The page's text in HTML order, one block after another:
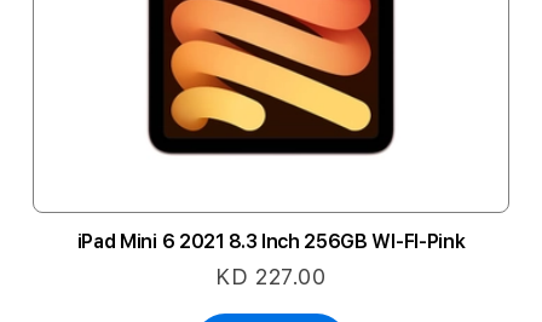
iPad Mini 6 2021 8.3 Inch 256GB WI-FI-Pink
KD 227.00